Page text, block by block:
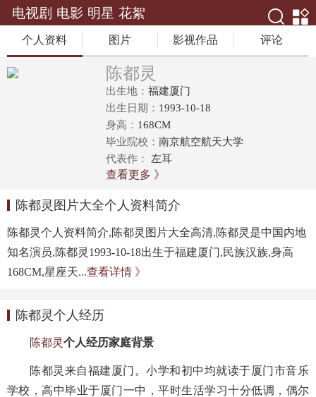
电视剧 电影 明星 花絮
个人资料 图片 影视作品 评论
陈都灵
出生地： 福建厦门
出生日期： 1993-10-18
身高： 168CM
毕业院校： 南京航空航天大学
代表作：
左耳
查看更多 》
陈都灵图片大全个人资料简介
陈都灵个人资料简介,陈都灵图片大全高清,陈都灵是中国内地
知名演员,陈都灵1993-10-18出生于福建厦门,民族汉族,身高
168CM,星座天...查看详情 》
陈都灵个人经历
陈都灵个人经历家庭背景
陈都灵来自福建厦门。小学和初中均就读于厦门市音乐
学校，高中毕业于厦门一中，平时生活学习十分低调，偶尔